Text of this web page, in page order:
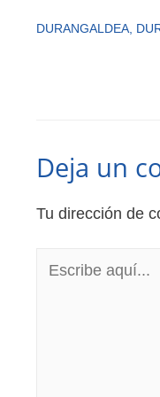
DURANGALDEA,
Deja un
Tu dirección de